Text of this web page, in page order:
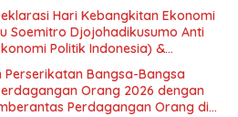
Hari Kebangkitan Ekonomi
Soemitro Djojohadikusumo Anti
Politik Indonesia) &
Undang-Undang Perekonomian
Sosial dalam Menata Bangsa
Perserikatan Bangsa-Bangsa
Orang 2026 dengan
Perdagangan Orang di